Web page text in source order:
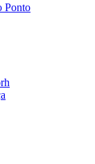
Ponto